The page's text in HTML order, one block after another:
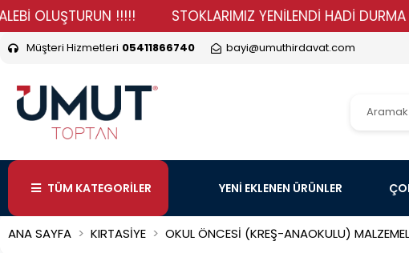
!!!!! STOKLARIMIZ YENİLENDİ HADİ DURMA VER
Müşteri Hizmetleri 05411866740 bayi@umuthirdavat.com
TÜM KATEGORİLER YENİ EKLENEN ÜRÜNLER
ANA SAYFA KIRTASİYE OKUL ÖNCESİ (KREŞ-ANAOKULU)